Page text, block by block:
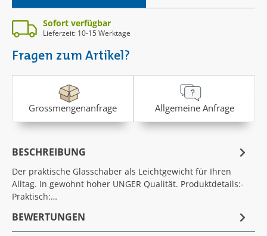
Sofort verfügbar
Lieferzeit: 10-15 Werktage
Fragen zum Artikel?
Grossmengenanfrage Allgemeine Anfrage
BESCHREIBUNG
Der praktische Glasschaber als Leichtgewicht für Ihren
Alltag. In gewohnt hoher UNGER Qualität. Produktdetails:-
Praktisch:…
BEWERTUNGEN